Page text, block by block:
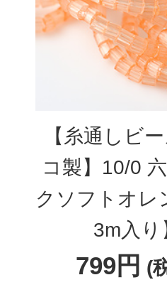
【糸通しビ
コ製】10/0
クソフトオレ
3m入り
799円 (